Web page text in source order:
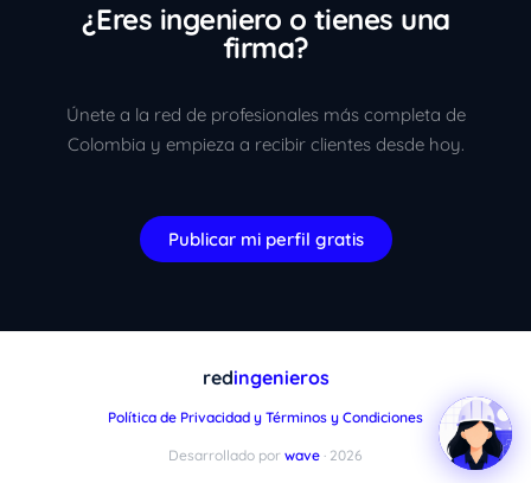
¿Eres ingeniero o tienes una
firma?
Únete a la red de profesionales más completa de
Colombia y empieza a recibir clientes desde hoy.
Publicar mi perfil gratis
redingenieros
Política de Privacidad y Términos y Condiciones
Desarrollado por wave · 2026